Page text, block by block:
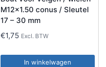
M12x1.50 conus / Sleutel
17 – 30 mm
€1,75 Excl. BTW
In winkelwagen